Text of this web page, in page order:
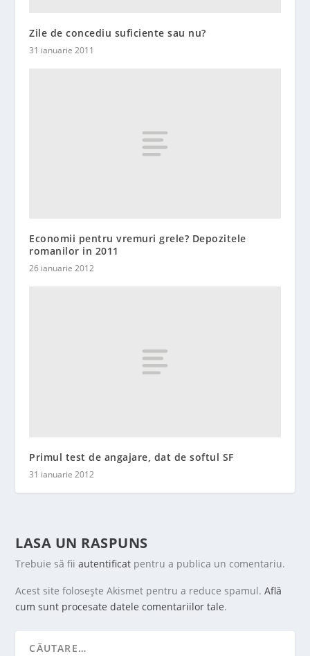
Zile de concediu suficiente sau nu?
31 ianuarie 2011
Economii pentru vremuri grele? Depozitele
romanilor in 2011
26 ianuarie 2012
Primul test de angajare, dat de softul SF
31 ianuarie 2012
LASA UN RASPUNS
Trebuie să fiiautentificat pentru a publica un comentariu.
Acest site folosește Akismet pentru a reduce spamul.Află
cum sunt procesate datele comentariilor tale.